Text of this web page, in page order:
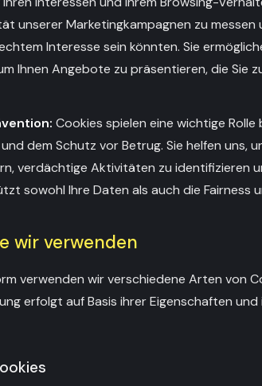
unserer Marketingkampagnen zu messen
Interesse sein könnten. Sie
Ihnen Angebote zu präsentieren, die Sie
Cookies spielen eine wichtige
dem Schutz vor Betrug. Sie helfen uns,
verdächtige Aktivitäten zu identifizieren
sowohl Ihre Daten als auch die Fairness
wir verwenden
verwenden wir verschiedene Arten von
erfolgt auf Basis ihrer Eigenschaften und